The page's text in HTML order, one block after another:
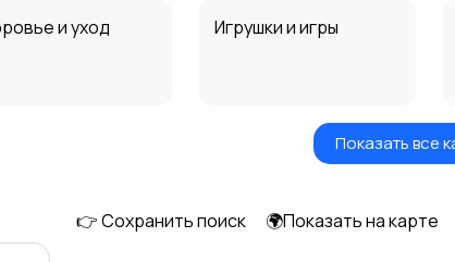
и уход Игрушки и игры
Радио- и видеоняниПоказать все
👉 Сохранить поиск 🌍Показать на карте